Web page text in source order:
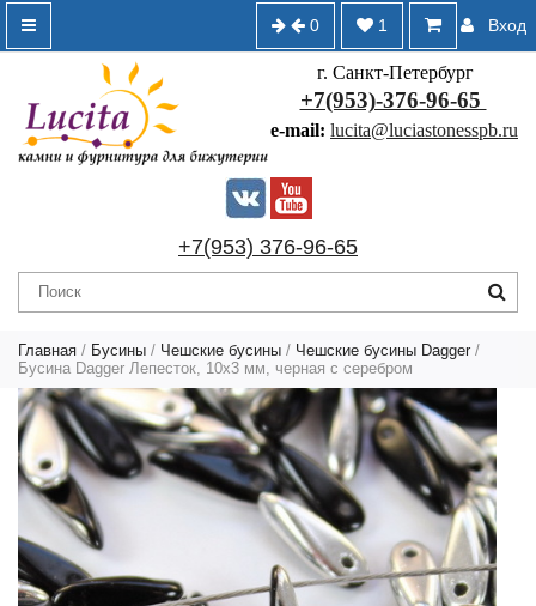
Вход
1
0
г. Санкт-Петербург
+7(953)-376-96-65
e-mail: lucita@luciastonesspb.ru
+7(953) 376-96-65
Главная / Бусины / Чешские бусины / Чешские бусины Dagger /
Бусина Dagger Лепесток, 10х3 мм, черная с серебром